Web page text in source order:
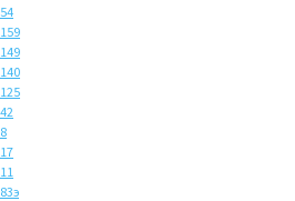
54
159
149
140
125
42
8
17
11
83э